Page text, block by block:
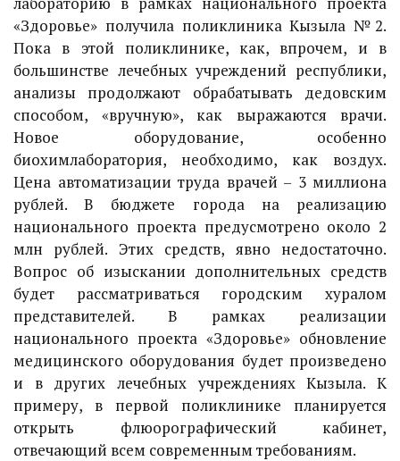
«Здоровье» получила поликлиника Кызыла №2.
Пока в этой поликлинике, как, впрочем, и в
большинстве лечебных учреждений республики,
анализы продолжают обрабатывать дедовским
способом, «вручную», как выражаются врачи.
Новое оборудование, особенно
биохимлаборатория, необходимо, как воздух.
Цена автоматизации труда врачей – 3 миллиона
рублей. В бюджете города на реализацию
национального проекта предусмотрено около 2
млн рублей. Этих средств, явно недостаточно.
Вопрос об изыскании дополнительных средств
будет рассматриваться городским хуралом
представителей. В рамках реализации
национального проекта «Здоровье» обновление
медицинского оборудования будет произведено
и в других лечебных учреждениях Кызыла. К
примеру, в первой поликлинике планируется
открыть флюорографический кабинет,
отвечающий всем современным требованиям.